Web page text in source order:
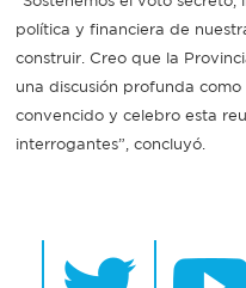
política y financiera de
construir. Creo que la
una discusión profunda
convencido y celebro esta
interrogantes”, concluyó.